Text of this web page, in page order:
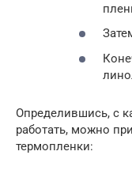
Определившись, с
работать, можно
термопленки: